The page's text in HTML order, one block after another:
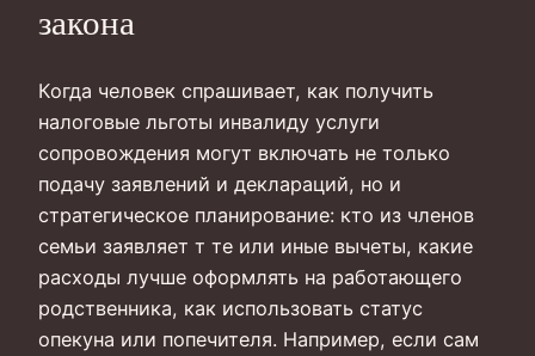
закона
Когда человек спрашивает, как получить
налоговые льготы инвалиду услуги
сопровождения могут включать не только
подачу заявлений и деклараций, но и
стратегическое планирование: кто из членов
семьи заявляет т те или иные вычеты, какие
расходы лучше оформлять на работающего
родственника, как использовать статус
опекуна или попечителя. Например, если сам